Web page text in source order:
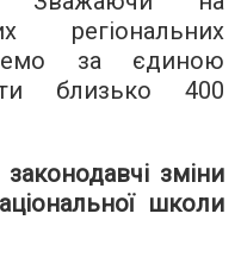
регіональних
за єдиною
близько 400
зміни
школи